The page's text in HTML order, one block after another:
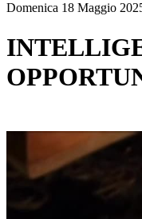
Domenica 18 Maggio